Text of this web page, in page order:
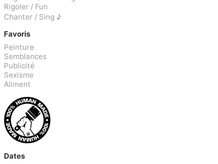
Rigoler / Fun
Chanter / Sing ♪
Favoris
Peinture
Semblances
Publicité
Sexisme
Aliment
Dates